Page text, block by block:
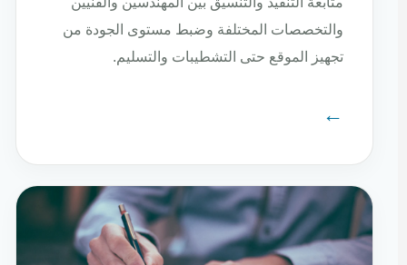
والتخصصات المختلفة وضبط مستوى الجودة من
تجهيز الموقع حتى التشطيبات والتسليم.
←